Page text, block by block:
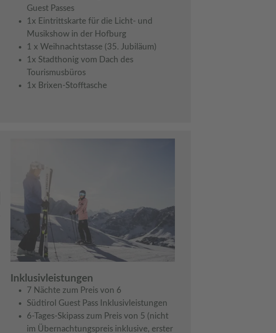
Guest Passes
1x Eintrittskarte für die Licht- und
Musikshow in der Hofburg
1 x Weihnachtstasse (35. Jubiläum)
1x Stadthonig vom Dach des
Tourismusbüros
1x Brixen-Stofftasche
Inklusivleistungen
7 Nächte zum Preis von 6
Südtirol Guest Pass Inklusivleistungen
6-Tages-Skipass zum Preis von 5 (nicht
im Übernachtungspreis inklusive, erster